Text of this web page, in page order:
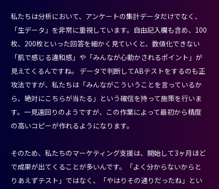
私たちは分析において、アンケートの集計データだけでなく、
「生データ」を非常に重視しています。自由記入欄も含め、100
枚、200枚といった回答を細かく見ていくと、数値化できない
「肌で感じる違和感」や「みんなが心動かされるポイント」が
見えてくるんですね。 データで判断してABテストをするのも正
攻法ですが、私たちは「みんながこういうことを言っているか
ら、絶対にこちらが当たる」という確信を持って施策を行いま
す。一見遠回りのようですが、この作業によって最初から精度
の高いコピーが作れるようになります。
そのため、私たちのマーケティング支援は、開始して3ヶ月ほど
で成果が出てくることが多いんです。「よく分からないからと
りあえずテスト」ではなく、「やはりその通りだったね」とい